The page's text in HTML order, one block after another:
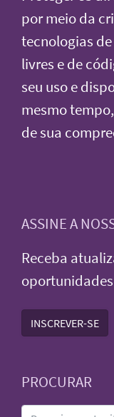
por meio da
tecnologias
livres e de
seu uso e
mesmo
de sua
ASSINE A
Receba
INSCREVER-SE
PROCURAR